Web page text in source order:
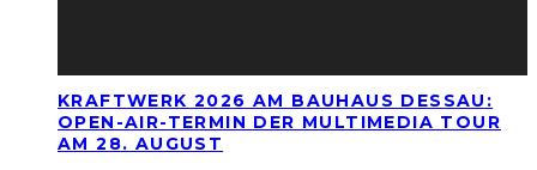
KRAFTWERK 2026 AM BAUHAUS DESSAU:
OPEN-AIR-TERMIN DER MULTIMEDIA TOUR
AM 28. AUGUST